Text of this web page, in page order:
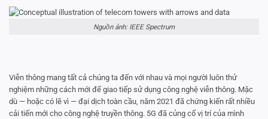
Nguồn ảnh: IEEE Spectrum
Viễn thông mang tất cả chúng ta đến với nhau và mọi người luôn thử
nghiệm những cách mới để giao tiếp sử dụng công nghệ viễn thông. Mặc
dù — hoặc có lẽ vì — đại dịch toàn cầu, năm 2021 đã chứng kiến rất nhiều
cải tiến mới cho công nghệ truyền thông. 5G đã củng cố vị trí của mình